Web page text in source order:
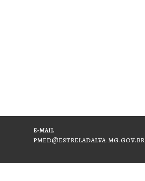
E-MAIL
pmed@estreladalva.mg.gov.br